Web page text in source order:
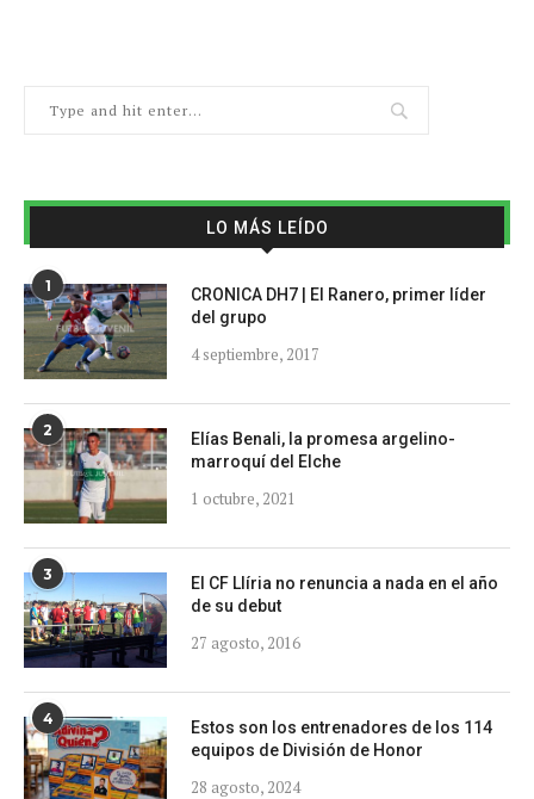
LO MÁS LEÍDO
1
CRONICA DH7 | El Ranero, primer líder
del grupo
4 septiembre, 2017
2
Elías Benali, la promesa argelino-
marroquí del Elche
1 octubre, 2021
3
El CF Llíria no renuncia a nada en el año
de su debut
27 agosto, 2016
4
Estos son los entrenadores de los 114
equipos de División de Honor
28 agosto, 2024